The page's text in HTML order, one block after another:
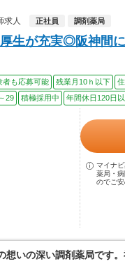
求人 正社員 調剤薬局
生が充実◎阪神間
者も応募可能 残業月10ｈ以下
29
積極採用中 年間休日120日
マイナ
薬局・
のでご安
想いの深い調剤薬局です